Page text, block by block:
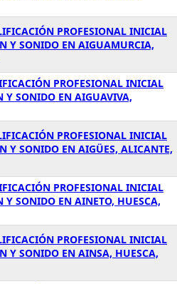
PROFESIONAL INICIAL
Y SONIDO EN AIGUAMURCIA,
PROFESIONAL INICIAL
SONIDO EN AIGUAVIVA,
PROFESIONAL INICIAL
Y SONIDO EN AIGÜES, ALICANTE,
PROFESIONAL INICIAL
SONIDO EN AINETO, HUESCA,
PROFESIONAL INICIAL
Y SONIDO EN AINSA, HUESCA,